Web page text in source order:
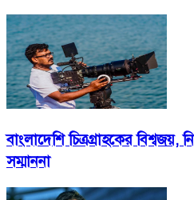
বাংলাদেশি চিত্রগ্রাহকের বিশ্বজয়,
সম্মাননা